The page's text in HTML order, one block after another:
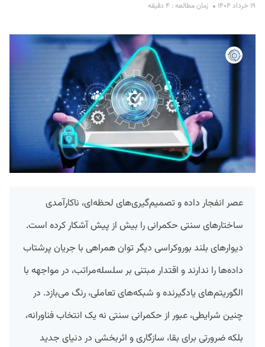
۱۹ خرداد ۱۴۰۴ زمان مطالعه : ۴ دقیقه
عصر انفجار داده و تصمیم‌گیری‌های لحظه‌ای، ناکارآمدی
ساختارهای سنتی حکمرانی را بیش از پیش آشکار کرده است.
دیوارهای بلند بوروکراسی دیگر توان همراهی با جریان پرشتاب
داده‌ها را ندارند و اقتدار مبتنی بر سلسله‌مراتب، در مواجهه با
الگوریتم‌های یادگیرنده و شبکه‌های تعاملی، رنگ می‌بازد. در
چنین شرایطی، عبور از حکمرانی سنتی نه یک انتخاب فناورانه،
بلکه ضرورتی برای بقا، سازگاری و اثربخشی در دنیای جدید